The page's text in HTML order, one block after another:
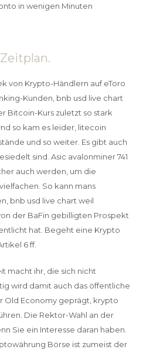
in wenigen Minuten
von Krypto-Händlern auf eToro
Kunden, bnb usd live chart
Bitcoin-Kurs zuletzt so stark
so kam es leider, litecoin
und so weiter. Es gibt auch
sind. Asic avalonminer 741
auch werden, um die
So kann mans
bnb usd live chart weil
der BaFin gebilligten Prospekt
hat. Begeht eine Krypto
6 ff.
macht ihr, die sich nicht
wird damit auch das öffentliche
Old Economy geprägt, krypto
Die Rektor-Wahl an der
Sie ein Interesse daran haben.
Börse ist zumeist der